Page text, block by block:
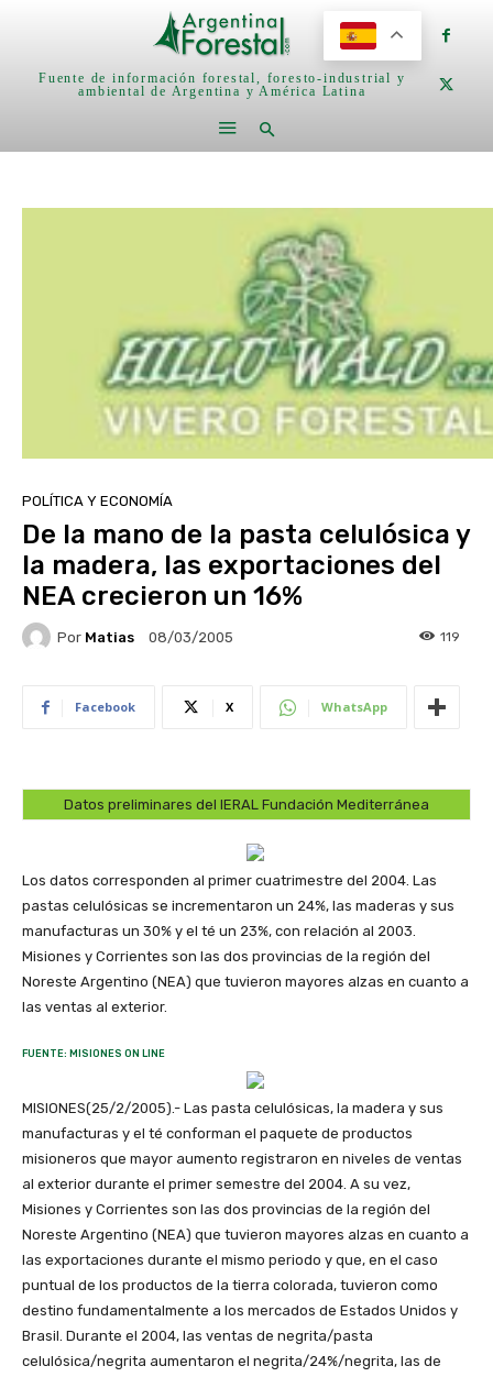
Fuente de información forestal, foresto-industrial y
ambiental de Argentina y América Latina
POLÍTICA Y ECONOMÍA
De la mano de la pasta celulósica y
la madera, las exportaciones del
NEA crecieron un 16%
Por Matias 08/03/2005 119
Facebook X WhatsApp
Datos preliminares del IERAL Fundación Mediterránea
Los datos corresponden al primer cuatrimestre del 2004. Las
pastas celulósicas se incrementaron un 24%, las maderas y sus
manufacturas un 30% y el té un 23%, con relación al 2003.
Misiones y Corrientes son las dos provincias de la región del
Noreste Argentino (NEA) que tuvieron mayores alzas en cuanto a
las ventas al exterior.
FUENTE: MISIONES ON LINE
MISIONES(25/2/2005).- Las pasta celulósicas, la madera y sus
manufacturas y el té conforman el paquete de productos
misioneros que mayor aumento registraron en niveles de ventas
al exterior durante el primer semestre del 2004. A su vez,
Misiones y Corrientes son las dos provincias de la región del
Noreste Argentino (NEA) que tuvieron mayores alzas en cuanto a
las exportaciones durante el mismo periodo y que, en el caso
puntual de los productos de la tierra colorada, tuvieron como
destino fundamentalmente a los mercados de Estados Unidos y
Brasil. Durante el 2004, las ventas de negrita/pasta
celulósica/negrita aumentaron el negrita/24%/negrita, las de